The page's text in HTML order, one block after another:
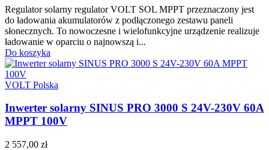
Regulator solarny regulator VOLT SOL MPPT przeznaczony jest
do ładowania akumulatorów z podłączonego zestawu paneli
słonecznych. To nowoczesne i wielofunkcyjne urządzenie realizuje
ładowanie w oparciu o najnowszą i...
Do koszyka
VOLT Polska
Inwerter solarny SINUS PRO 3000 S 24V-230V 60A
MPPT 100V
2 557,00 zł